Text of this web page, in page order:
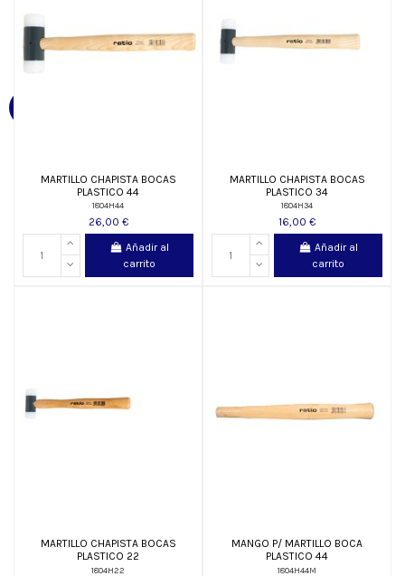
MARTILLO CHAPISTA BOCAS
PLASTICO 44
1804H44
26,00 €
Añadir al
carrito
MARTILLO CHAPISTA BOCAS
PLASTICO 34
1804H34
16,00 €
Añadir al
carrito
MARTILLO CHAPISTA BOCAS
PLASTICO 22
1804H22
MANGO P/ MARTILLO BOCA
PLASTICO 44
1804H44M